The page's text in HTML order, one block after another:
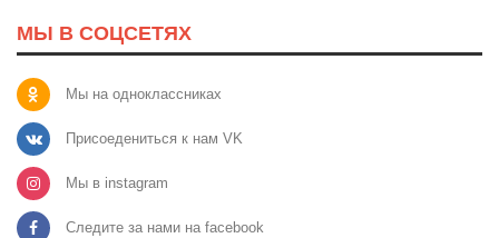
МЫ В СОЦСЕТЯХ
Мы на одноклассниках
Присоедениться к нам VK
Мы в instagram
Следите за нами на facebook